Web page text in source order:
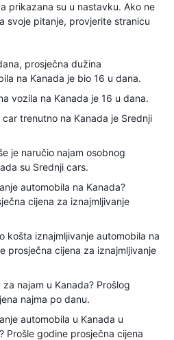
prikazana su u nastavku. Ako ne
svoje pitanje, provjerite stranicu
prosječna dužina
na Kanada je bio 16 u dana.
vozila na Kanada je 16 u dana.
trenutno na Kanada je Srednji
je naručio najam osobnog
su Srednji cars.
automobila na Kanada?
cijena za iznajmljivanje
košta iznajmljivanje automobila na
prosječna cijena za iznajmljivanje
najam u Kanada? Prošlog
najma po danu.
automobila u Kanada u
Prošle godine prosječna cijena